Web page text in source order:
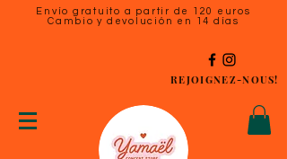
Envío gratuito a partir de 120 euros
Cambio y devolución en 14 días
REJOIGNEZ-NOUS!